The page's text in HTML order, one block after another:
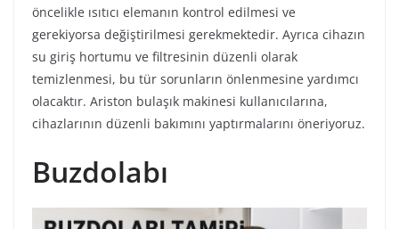
öncelikle ısıtıcı elemanın kontrol edilmesi ve
gerekiyorsa değiştirilmesi gerekmektedir. Ayrıca cihazın
su giriş hortumu ve filtresinin düzenli olarak
temizlenmesi, bu tür sorunların önlenmesine yardımcı
olacaktır. Ariston bulaşık makinesi kullanıcılarına,
cihazlarının düzenli bakımını yaptırmalarını öneriyoruz.
Buzdolabı